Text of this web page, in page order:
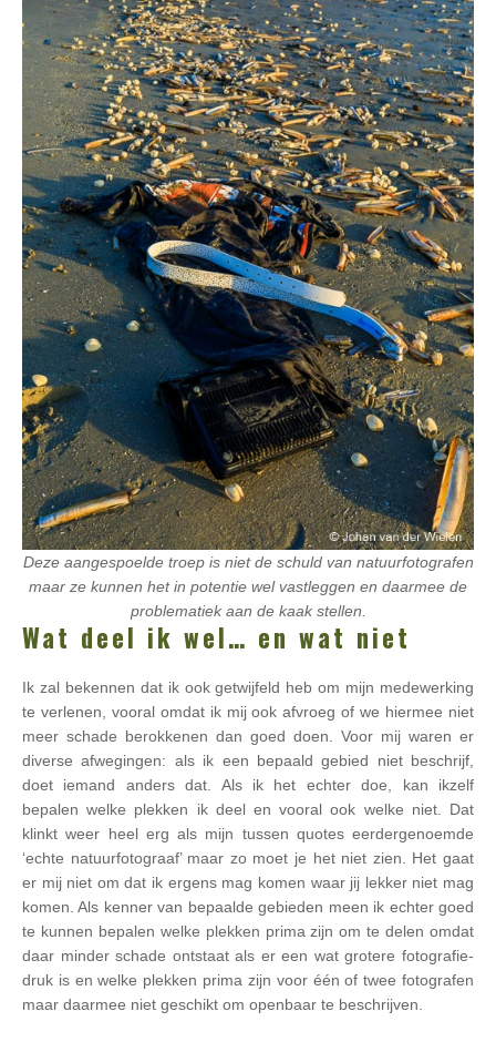
Deze aangespoelde troep is niet de schuld van natuurfotografen
maar ze kunnen het in potentie wel vastleggen en daarmee de
problematiek aan de kaak stellen.
Wat deel ik wel… en wat niet
Ik zal bekennen dat ik ook getwijfeld heb om mijn medewerking
te verlenen, vooral omdat ik mij ook afvroeg of we hiermee niet
meer schade berokkenen dan goed doen. Voor mij waren er
diverse afwegingen: als ik een bepaald gebied niet beschrijf,
doet iemand anders dat. Als ik het echter doe, kan ikzelf
bepalen welke plekken ik deel en vooral ook welke niet. Dat
klinkt weer heel erg als mijn tussen quotes eerdergenoemde
‘echte natuurfotograaf’ maar zo moet je het niet zien. Het gaat
er mij niet om dat ik ergens mag komen waar jij lekker niet mag
komen. Als kenner van bepaalde gebieden meen ik echter goed
te kunnen bepalen welke plekken prima zijn om te delen omdat
daar minder schade ontstaat als er een wat grotere fotografie-
druk is en welke plekken prima zijn voor één of twee fotografen
maar daarmee niet geschikt om openbaar te beschrijven.